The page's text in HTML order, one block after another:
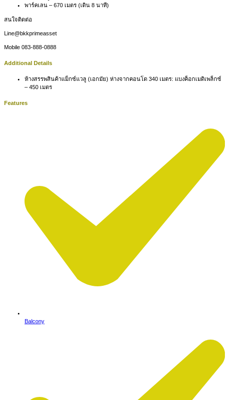
พาร์คเลน – 670 เมตร (เดิน 8 นาที)
สนใจติดต่อ
Line@bkkprimeasset
Mobile 083-888-0888
Additional Details
ห้างสรรพสินค้าแม็กซ์แวลู (เอกมัย) ห่างจากคอนโด 340 เมตร: แบงค็อกเมดิเพล็กซ์
– 450 เมตร
Features
Balcony